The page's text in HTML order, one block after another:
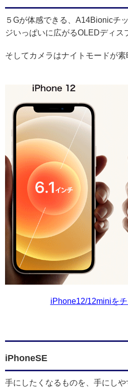
５Gが体感できる、A14Bionicチ
ジいっぱいに広がるOLEDディス
そしてカメラはナイトモードが素
iPhone12/12miniを
iPhoneSE
手にしたくなるものを、手にしや